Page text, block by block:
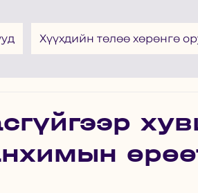
Хүүхдийн төлөө хөрөнгө